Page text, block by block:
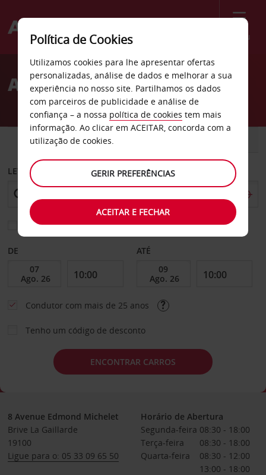
Menu
Welcome
AvisAluguer de carros Brive
CARRO
LEVANTAR EM
Escolher uma estação de devolução diferente
DE ATÉ
Condutor com mais de 25 anos
Tenho um código de desconto
ENCONTRAR CARROS
8 Avenue Edmond Michelet
Brive La Gaillarde
19100
Ligue para o: 05 33 09 65 50
Horário de Abertura
Segunda-feira 08:30 - 18:00
Terça-feira
08:30 - 18:00
Quarta-feira
08:30 - 12:00
13:00 - 18:00
Política de Cookies
Utilizamos cookies para lhe apresentar ofertas
personalizadas, análise de dados e melhorar a sua
experiência no nosso site. Partilhamos os dados
com parceiros de publicidade e análise de
confiança – a nossa política de cookies tem mais
informação. Ao clicar em ACEITAR, concorda com a
utilização de cookies.
GERIR PREFERÊNCIAS
ACEITAR E FECHAR